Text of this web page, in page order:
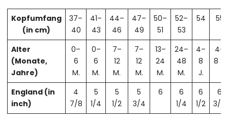
Kopfumfang
(in cm)
37–
40
41–
43
44–
46
47–
49
50–
51
52–
53
54 55
Alter
(Monate,
Jahre)
0–
6
M.
0–
6
M.
7–
12
M.
7–
12
M.
13–
24
M.
24–
48
M.
4–
8
J.
4–
8 J.
England (in
inch)
4
7/8
5
1/4
5
1/2
5
3/4
6
6
1/4
6
1/2
6
3/4